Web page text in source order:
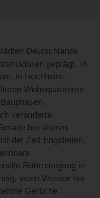
Deutschlands
geprägt. In
in Hochheim,
Wohnquartieren
veränderte
bei älteren
der Zeit Engstellen,
Rohrreinigung in
wenn Wasser nur
Gerüche